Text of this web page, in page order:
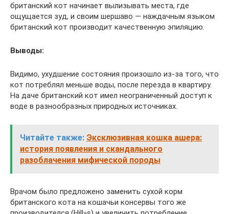
британский кот начинает вылизывать места, где
ощущается зуд, и своим шершаво — наждачным языком
британский кот производит качественную эпиляцию.
Выводы:
Видимо, ухудшение состояния произошло из-за того, что
кот потреблял меньше воды, после перезда в квартиру.
На даче британский кот имел неограниченный доступ к
воде в разнообразных природных источниках.
Читайте также: Эксклюзивная кошка ашера:
история появления и скандального
разоблачения мифической породы
Врачом было предложено заменить сухой корм
британского кота на кошачьи консервы того же